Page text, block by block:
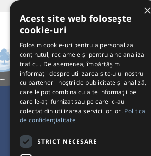
Pentru Călători
Pentru Transportatori
×
Acest site web folosește
cookie-uri
Folosim cookie-uri pentru a personaliza
conținutul, reclamele și pentru a ne analiza
traficul. De asemenea, împărtășim
informații despre utilizarea site-ului nostru
cu partenerii noștri de publicitate și analiză,
care le pot combina cu alte informații pe
care le-ați furnizat sau pe care le-au
colectat din utilizarea serviciilor lor. Politica
de confidențialitate
STRICT NECESARE